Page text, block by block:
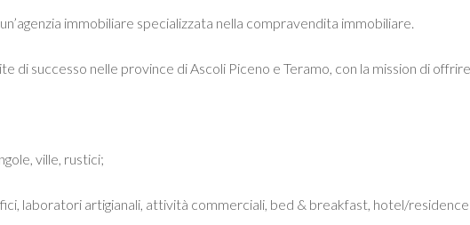
immobiliare specializzata nella compravendita immobiliare.
di successo nelle province di Ascoli Piceno e Teramo, con la mission di
ville, rustici;
laboratori artigianali, attività commerciali, bed & breakfast, hotel/